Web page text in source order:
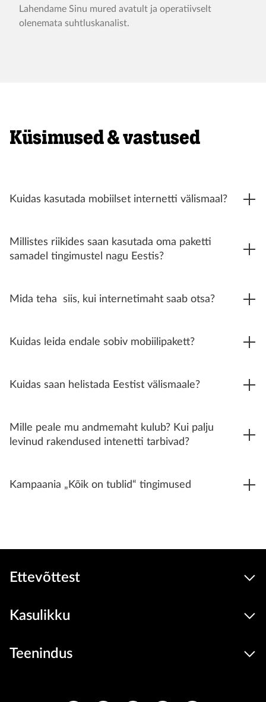
Lahendame Sinu mured avatult ja operatiivselt
olenemata suhtluskanalist.
Küsimused & vastused
Kuidas kasutada mobiilset internetti välismaal?
Millistes riikides saan kasutada oma paketti
samadel tingimustel nagu Eestis?
Mida teha siis, kui internetimaht saab otsa?
Kuidas leida endale sobiv mobiilipakett?
Kuidas saan helistada Eestist välismaale?
Mille peale mu andmemaht kulub? Kui palju
levinud rakendused intenetti tarbivad?
Kampaania „Kõik on tublid“ tingimused
Ettevõttest
Kasulikku
Teenindus